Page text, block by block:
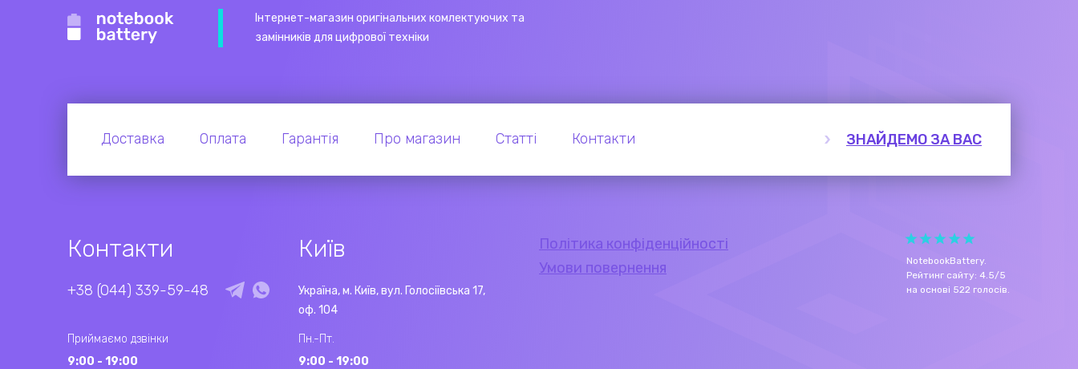
Інтернет-магазин оригінальних комлектуючих та
замінників для цифрової техніки
Доставка Оплата Гарантія Про магазин Статті Контакти ЗНАЙДЕМО ЗА ВАС
Контакти
+38 (044) 339-59-48
Приймаємо дзвінки
9:00 - 19:00
Київ
Україна, м. Київ, вул. Голосіївська 17,
оф. 104
Пн.-Пт.
9:00 - 19:00
Політика конфіденційності
Умови повернення
NotebookBattery.
Рейтинг сайту: 4.5/5
на основі 522 голосів.